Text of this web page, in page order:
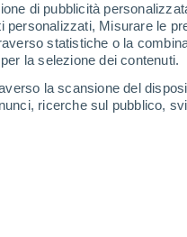
di pubblicità
Misurare le
statistiche o la
la selezione dei contenuti.
la scansione del
ricerche sul pubblico,
Niteroi
Nossa
Nova Friburgo